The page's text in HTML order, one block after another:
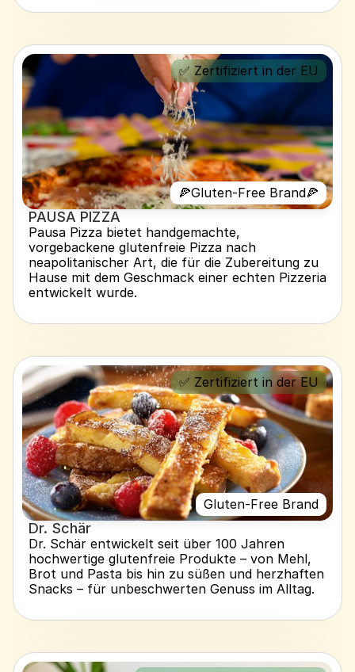
🍕Gluten-Free Brand🍕
✅ Zertifiziert in der EU
PAUSA PIZZA
Pausa Pizza bietet handgemachte,
vorgebackene glutenfreie Pizza nach
neapolitanischer Art, die für die Zubereitung zu
Hause mit dem Geschmack einer echten Pizzeria
entwickelt wurde.
Gluten-Free Brand
✅ Zertifiziert in der EU
Dr. Schär
Dr. Schär entwickelt seit über 100 Jahren
hochwertige glutenfreie Produkte – von Mehl,
Brot und Pasta bis hin zu süßen und herzhaften
Snacks – für unbeschwerten Genuss im Alltag.